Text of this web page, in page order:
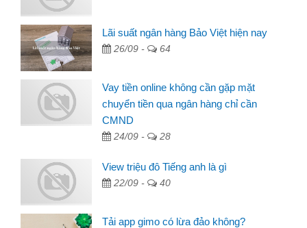
Lãi suất ngân hàng Bảo Việt hiện nay
26/09 - 64
Vay tiền online không cần gặp mặt
chuyển tiền qua ngân hàng chỉ cần
CMND
24/09 - 28
View triệu đô Tiếng anh là gì
22/09 - 40
Tải app gimo có lừa đảo không?